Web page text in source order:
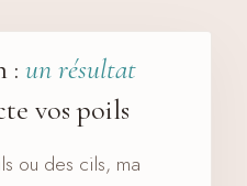
: un résultat
vos poils
ou des cils, ma